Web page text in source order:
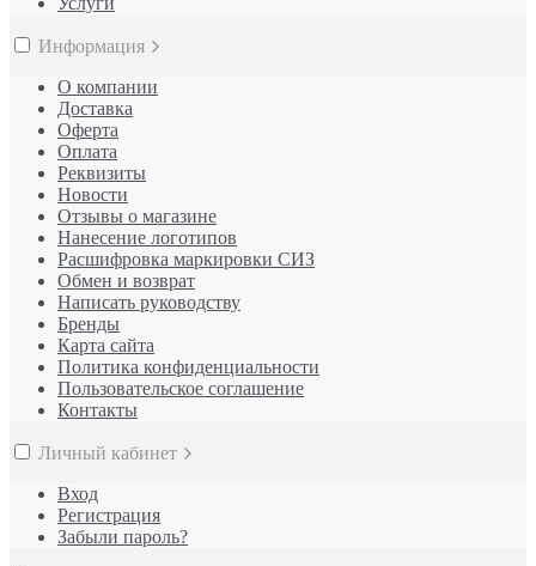
Информация
О компании
Доставка
Оферта
Оплата
Реквизиты
Новости
Отзывы о магазине
Нанесение логотипов
Расшифровка маркировки СИЗ
Обмен и возврат
Написать руководству
Бренды
Карта сайта
Политика конфиденциальности
Пользовательское соглашение
Контакты
Личный кабинет
Вход
Регистрация
Забыли пароль?